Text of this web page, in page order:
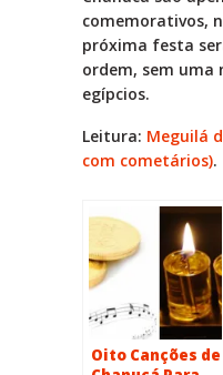
comemorativos,
próxima festa
ordem, sem uma
egípcios.
Leitura: Meguilá
com cometários).
Oito Canções de